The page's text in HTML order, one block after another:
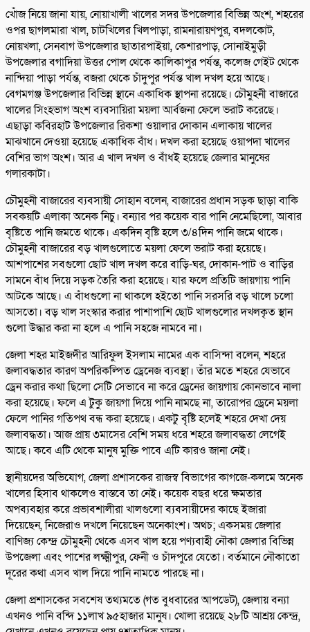
খোঁজ নিয়ে জানা যায়, নোয়াখালী খালের সদর উপজেলার বিভিন্ন অংশ, শহরের
ওপর ছাগলমারা খাল, চাটখিলের খিলপাড়া, রামনারায়ণপুর, বদলকোট,
নোয়খলা, সেনবাগ উপজেলার ছাতারপাইয়া, কেশারপাড়, সোনাইমুড়ী
উপজেলার বগাদিয়া উত্তর পোল থেকে কালিকাপুর পর্যন্ত, কলেজ গেইট থেকে
নান্দিয়া পাড়া পর্যন্ত, বজরা থেকে চাঁদুপুর পর্যন্ত খাল দখল হয়ে আছে।
বেগমগঞ্জ উপজেলার বিভিন্ন স্থানে একাধিক স্থাপনা রয়েছে। চৌমুহনী বাজারে
খালের সিংহভাগ অংশ ব্যবসায়িরা ময়লা আর্বজনা ফেলে ভরাট করেছে।
এছাড়া কবিরহাট উপজেলার রিকশা ওয়ালার দোকান এলাকায় খালের
মাঝখানে দেওয়া হয়েছে একাধিক বাঁধ। দখল করা হয়েছে ওয়াপদা খালের
বেশির ভাগ অংশ। আর এ খাল দখল ও বাঁধই হয়েছে জেলার মানুষের
গলারকাটা।
চৌমুহনী বাজারের ব্যবসায়ী সোহান বলেন, বাজারের প্রধান সড়ক ছাড়া বাকি
সবকয়টি এলাকা অনেক নিচু। বন্যার পর কয়েক বার পানি নেমেছিলো, আবার
বৃষ্টিতে পানি জমতে থাকে। একদিন বৃষ্টি হলে ৩/৪দিন পানি জমে থাকে।
চৌমুহনী বাজারের বড় খালগুলোতে ময়লা ফেলে ভরাট করা হয়েছে।
আশপাশের সবগুলো ছোট খাল দখল করে বাড়ি-ঘর, দোকান-পাট ও বাড়ির
সামনে বাঁধ দিয়ে সড়ক তৈরি করা হয়েছে। যার ফলে প্রতিটি জায়গায় পানি
আটকে আছে। এ বাঁধগুলো না থাকলে হইতো পানি সরসরি বড় খালে চলো
আসতো। বড় খাল সংস্কার করার পাশাপাশি ছোট খালগুলোর দখলকৃত স্থান
গুলো উদ্ধার করা না হলে এ পানি সহজে নামবে না।
জেলা শহর মাইজদীর আরিফুল ইসলাম নামের এক বাসিন্দা বলেন, শহরে
জলাবদ্ধতার কারণ অপরিকল্পিত ড্রেনেজ ব্যবস্থা। তাঁর মতে শহরে যেভাবে
ড্রেন করার কথা ছিলো সেটি সেভাবে না করে ড্রেনের জায়গায় কোনভাবে নালা
করা হয়েছে। ফলে এ টুকু জায়গা দিয়ে পানি নামছে না, তারোপর ড্রেনে ময়লা
ফেলে পানির গতিপথ বন্ধ করা হয়েছে। একটু বৃষ্টি হলেই শহরে দেখা দেয়
জলাবদ্ধতা। আজ প্রায় ৩মাসের বেশি সময় ধরে শহরে জলাবদ্ধতা লেগেই
আছে। কবে এটি থেকে মানুষ মুক্তি পাবে এটি কারও জানা নেই।
স্থানীয়দের অভিযোগ, জেলা প্রশাসকের রাজস্ব বিভাগের কাগজে-কলমে অনেক
খালের হিসাব থাকলেও বাস্তবে তা নেই। কয়েক বছর ধরে ক্ষমতার
অপব্যবহার করে প্রভাবশালীরা খালগুলো ব্যবসায়ীদের কাছে ইজারা
দিয়েছেন, নিজেরাও দখলে নিয়েছেন অনেকাংশ। অথচ; একসময় জেলার
বাণিজ্য কেন্দ্র চৌমুহনী থেকে এসব খাল হয়ে পণ্যবাহী নৌকা জেলার বিভিন্ন
উপজেলা এবং পাশের লক্ষ্মীপুর, ফেনী ও চাঁদপুরে যেতো। বর্তমানে নৌকাতো
দূরের কথা এসব খাল দিয়ে পানি নামতে পারছে না।
জেলা প্রশাসকের সবশেষ তথ্যমতে (গত বুধবারের আপডেট), জেলায় বন্যা
এখনও পানি বন্দি ১১লাখ ৯৫হাজার মানুষ। খোলা রয়েছে ২৮টি আশ্রয় কেন্দ্র,